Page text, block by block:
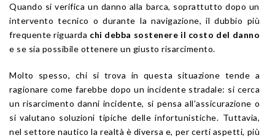
Quando si verifica un danno alla barca, soprattutto dopo un
intervento tecnico o durante la navigazione, il dubbio più
frequente riguarda chi debba sostenere il costo del danno
e se sia possibile ottenere un giusto risarcimento.
Molto spesso, chi si trova in questa situazione tende a
ragionare come farebbe dopo un incidente stradale: si cerca
un risarcimento danni incidente, si pensa all’assicurazione o
si valutano soluzioni tipiche delle infortunistiche. Tuttavia,
nel settore nautico la realtà è diversa e, per certi aspetti, più